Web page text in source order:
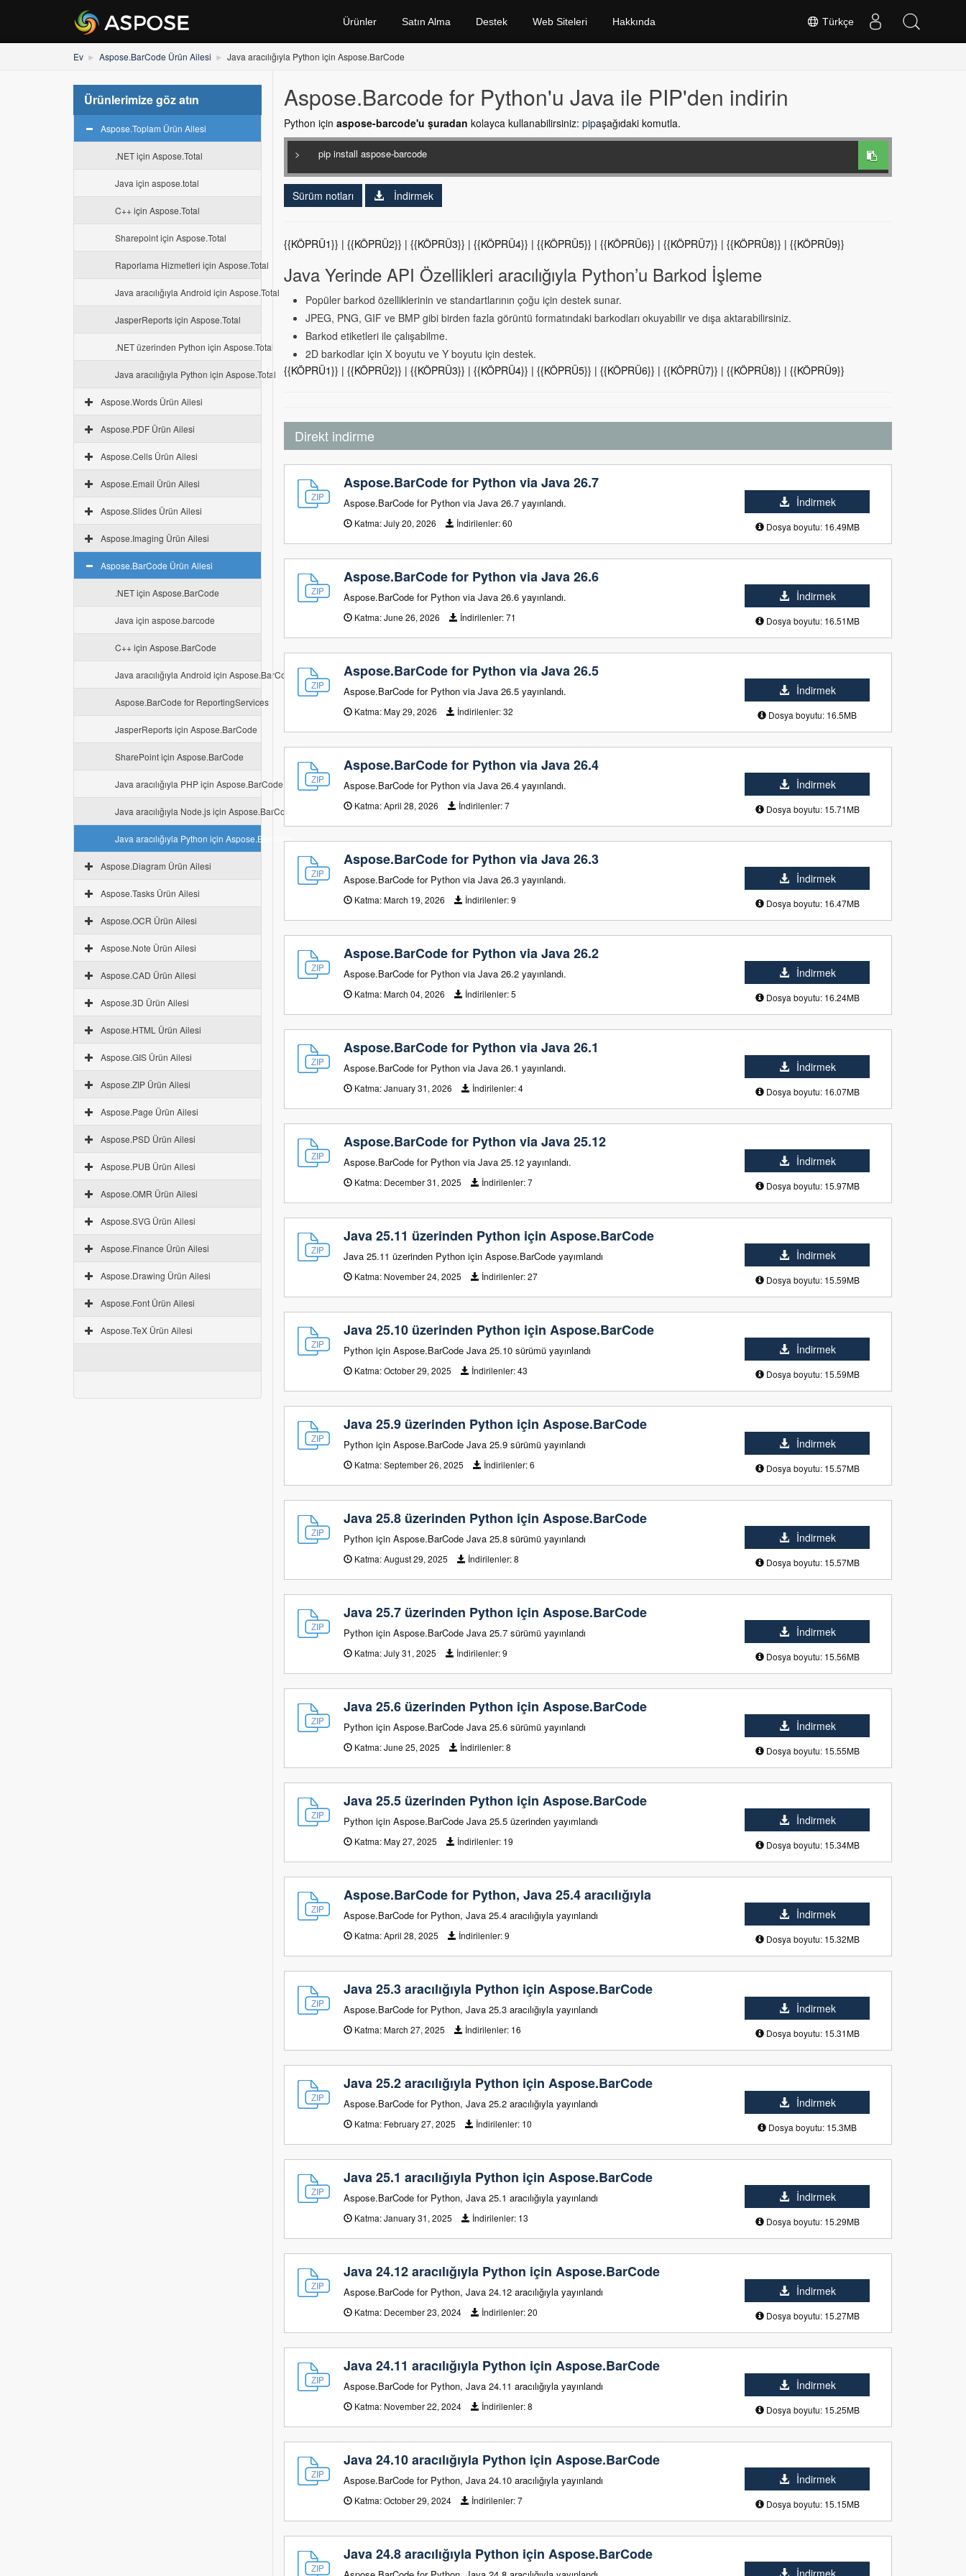
Türkçe
Ürünler Satın Alma Destek Web Siteleri Hakkında
Ev Aspose.BarCode Ürün Ailesi Java aracılığıyla Python için Aspose.BarCode
Ürünlerimize göz atın
Aspose.Toplam Ürün Ailesi
.NET için Aspose.Total
Java için aspose.total
C++ için Aspose.Total
Sharepoint için Aspose.Total
Raporlama Hizmetleri için Aspose.Total
Java aracılığıyla Android için Aspose.Total
JasperReports için Aspose.Total
.NET üzerinden Python için Aspose.Total
Java aracılığıyla Python için Aspose.Total
Aspose.Words Ürün Ailesi
Aspose.PDF Ürün Ailesi
Aspose.Cells Ürün Ailesi
Aspose.Email Ürün Ailesi
Aspose.Slides Ürün Ailesi
Aspose.Imaging Ürün Ailesi
Aspose.BarCode Ürün Ailesi
.NET için Aspose.BarCode
Java için aspose.barcode
C++ için Aspose.BarCode
Java aracılığıyla Android için Aspose.BarCode
Aspose.BarCode for ReportingServices
JasperReports için Aspose.BarCode
SharePoint için Aspose.BarCode
Java aracılığıyla PHP için Aspose.BarCode
Java aracılığıyla Node.js için Aspose.BarCode
Java aracılığıyla Python için Aspose.BarCode
Aspose.Diagram Ürün Ailesi
Aspose.Tasks Ürün Ailesi
Aspose.OCR Ürün Ailesi
Aspose.Note Ürün Ailesi
Aspose.CAD Ürün Ailesi
Aspose.3D Ürün Ailesi
Aspose.HTML Ürün Ailesi
Aspose.GIS Ürün Ailesi
Aspose.ZIP Ürün Ailesi
Aspose.Page Ürün Ailesi
Aspose.PSD Ürün Ailesi
Aspose.PUB Ürün Ailesi
Aspose.OMR Ürün Ailesi
Aspose.SVG Ürün Ailesi
Aspose.Finance Ürün Ailesi
Aspose.Drawing Ürün Ailesi
Aspose.Font Ürün Ailesi
Aspose.TeX Ürün Ailesi
Aspose.Barcode for Python'u Java ile PIP'den indirin
Python için aspose-barcode'u şuradan kolayca kullanabilirsiniz: pipaşağıdaki komutla.
>
Sürüm notları İndirmek
{{KÖPRÜ1}} | {{KÖPRÜ2}} | {{KÖPRÜ3}} | {{KÖPRÜ4}} | {{KÖPRÜ5}} | {{KÖPRÜ6}} | {{KÖPRÜ7}} | {{KÖPRÜ8}} | {{KÖPRÜ9}}
Java Yerinde API Özellikleri aracılığıyla Python’u Barkod İşleme
Popüler barkod özelliklerinin ve standartlarının çoğu için destek sunar.
JPEG, PNG, GIF ve BMP gibi birden fazla görüntü formatındaki barkodları okuyabilir ve dışa aktarabilirsiniz.
Barkod etiketleri ile çalışabilme.
2D barkodlar için X boyutu ve Y boyutu için destek.
{{KÖPRÜ1}} | {{KÖPRÜ2}} | {{KÖPRÜ3}} | {{KÖPRÜ4}} | {{KÖPRÜ5}} | {{KÖPRÜ6}} | {{KÖPRÜ7}} | {{KÖPRÜ8}} | {{KÖPRÜ9}}
Direkt indirme
Aspose.BarCode for Python via Java 26.7
Aspose.BarCode for Python via Java 26.7 yayınlandı.
Katma:July 20, 2026 İndirilenler:60
İndirmek
Dosya boyutu: 16.49MB
Aspose.BarCode for Python via Java 26.6
Aspose.BarCode for Python via Java 26.6 yayınlandı.
Katma:June 26, 2026 İndirilenler:71
İndirmek
Dosya boyutu: 16.51MB
Aspose.BarCode for Python via Java 26.5
Aspose.BarCode for Python via Java 26.5 yayınlandı.
Katma:May 29, 2026 İndirilenler:32
İndirmek
Dosya boyutu: 16.5MB
Aspose.BarCode for Python via Java 26.4
Aspose.BarCode for Python via Java 26.4 yayınlandı.
Katma:April 28, 2026 İndirilenler:7
İndirmek
Dosya boyutu: 15.71MB
Aspose.BarCode for Python via Java 26.3
Aspose.BarCode for Python via Java 26.3 yayınlandı.
Katma:March 19, 2026 İndirilenler:9
İndirmek
Dosya boyutu: 16.47MB
Aspose.BarCode for Python via Java 26.2
Aspose.BarCode for Python via Java 26.2 yayınlandı.
Katma:March 04, 2026 İndirilenler:5
İndirmek
Dosya boyutu: 16.24MB
Aspose.BarCode for Python via Java 26.1
Aspose.BarCode for Python via Java 26.1 yayınlandı.
Katma:January 31, 2026 İndirilenler:4
İndirmek
Dosya boyutu: 16.07MB
Aspose.BarCode for Python via Java 25.12
Aspose.BarCode for Python via Java 25.12 yayınlandı.
Katma: December 31, 2025 İndirilenler:7
İndirmek
Dosya boyutu: 15.97MB
Java 25.11 üzerinden Python için Aspose.BarCode
Java 25.11 üzerinden Python için Aspose.BarCode yayımlandı
Katma: November 24, 2025 İndirilenler:27
İndirmek
Dosya boyutu: 15.59MB
Java 25.10 üzerinden Python için Aspose.BarCode
Python için Aspose.BarCode Java 25.10 sürümü yayınlandı
Katma:October 29, 2025 İndirilenler:43
İndirmek
Dosya boyutu: 15.59MB
Java 25.9 üzerinden Python için Aspose.BarCode
Python için Aspose.BarCode Java 25.9 sürümü yayınlandı
Katma:September 26, 2025 İndirilenler:6
İndirmek
Dosya boyutu: 15.57MB
Java 25.8 üzerinden Python için Aspose.BarCode
Python için Aspose.BarCode Java 25.8 sürümü yayınlandı
Katma:August 29, 2025 İndirilenler:8
İndirmek
Dosya boyutu: 15.57MB
Java 25.7 üzerinden Python için Aspose.BarCode
Python için Aspose.BarCode Java 25.7 sürümü yayınlandı
Katma:July 31, 2025 İndirilenler:9
İndirmek
Dosya boyutu: 15.56MB
Java 25.6 üzerinden Python için Aspose.BarCode
Python için Aspose.BarCode Java 25.6 sürümü yayınlandı
Katma:June 25, 2025 İndirilenler:8
İndirmek
Dosya boyutu: 15.55MB
Java 25.5 üzerinden Python için Aspose.BarCode
Python için Aspose.BarCode Java 25.5 üzerinden yayımlandı
Katma:May 27, 2025 İndirilenler: 19
İndirmek
Dosya boyutu: 15.34MB
Aspose.BarCode for Python, Java 25.4 aracılığıyla
Aspose.BarCode for Python, Java 25.4 aracılığıyla yayınlandı
Katma:April 28, 2025 İndirilenler:9
İndirmek
Dosya boyutu: 15.32MB
Java 25.3 aracılığıyla Python için Aspose.BarCode
Aspose.BarCode for Python, Java 25.3 aracılığıyla yayınlandı
Katma:March 27, 2025 İndirilenler: 16
İndirmek
Dosya boyutu: 15.31MB
Java 25.2 aracılığıyla Python için Aspose.BarCode
Aspose.BarCode for Python, Java 25.2 aracılığıyla yayınlandı
Katma: February 27, 2025 İndirilenler: 10
İndirmek
Dosya boyutu: 15.3MB
Java 25.1 aracılığıyla Python için Aspose.BarCode
Aspose.BarCode for Python, Java 25.1 aracılığıyla yayınlandı
Katma:January 31, 2025 İndirilenler: 13
İndirmek
Dosya boyutu: 15.29MB
Java 24.12 aracılığıyla Python için Aspose.BarCode
Aspose.BarCode for Python, Java 24.12 aracılığıyla yayınlandı
Katma: December 23, 2024 İndirilenler:20
İndirmek
Dosya boyutu: 15.27MB
Java 24.11 aracılığıyla Python için Aspose.BarCode
Aspose.BarCode for Python, Java 24.11 aracılığıyla yayınlandı
Katma: November 22, 2024 İndirilenler:8
İndirmek
Dosya boyutu: 15.25MB
Java 24.10 aracılığıyla Python için Aspose.BarCode
Aspose.BarCode for Python, Java 24.10 aracılığıyla yayınlandı
Katma:October 29, 2024 İndirilenler:7
İndirmek
Dosya boyutu: 15.15MB
Java 24.8 aracılığıyla Python için Aspose.BarCode
İndirmek